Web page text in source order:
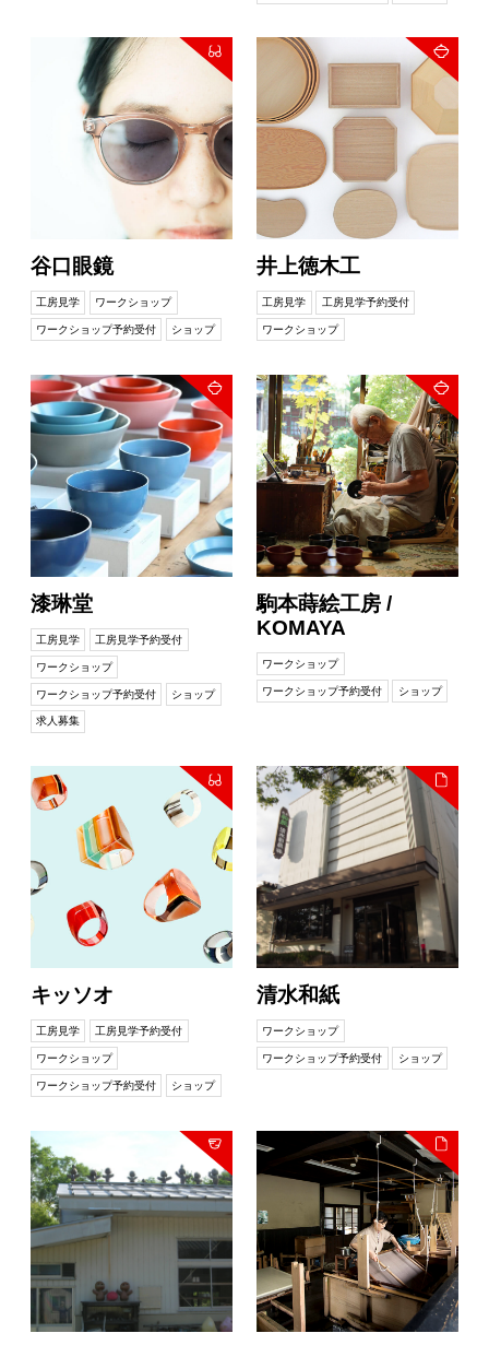
谷口眼鏡
工房見学 ワークショップ
ワークショップ予約受付 ショップ
井上徳木工
工房見学 工房見学予約受付
ワークショップ
漆琳堂
工房見学 工房見学予約受付
ワークショップ
ワークショップ予約受付 ショップ
求人募集
駒本蒔絵工房 /
KOMAYA
ワークショップ
ワークショップ予約受付 ショップ
キッソオ
工房見学 工房見学予約受付
ワークショップ
ワークショップ予約受付 ショップ
清水和紙
ワークショップ
ワークショップ予約受付 ショップ